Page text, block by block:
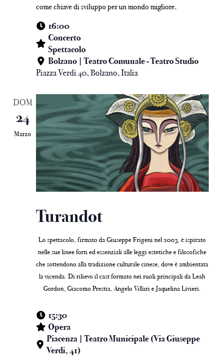
come chiave di sviluppo per un mondo migliore.
16:00
Concerto
Spettacolo
Bolzano | Teatro Comunale - Teatro Studio
Piazza Verdi 40, Bolzano, Italia
DOM
24
Marzo
Turandot
Lo spettacolo, firmato da Giuseppe Frigeni nel 2003, è ispirato
nelle sue linee forti ed essenziali alle leggi estetiche e filosofiche
che sottendono alla tradizione culturale cinese, dove è ambientata
la vicenda. Di rilievo il cast formato nei ruoli principali da Leah
Gordon, Giacomo Prestia, Angelo Villari e Jaquelina Livieri.
15:30
Opera
Piacenza | Teatro Municipale (Via Giuseppe
Verdi, 41)